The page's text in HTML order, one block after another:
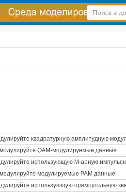
Справка
по
квадратурную амплитудную
QAM-модулируемые данные
использующую M-арную
модулируемые PAM данные
использующую прямоугольную